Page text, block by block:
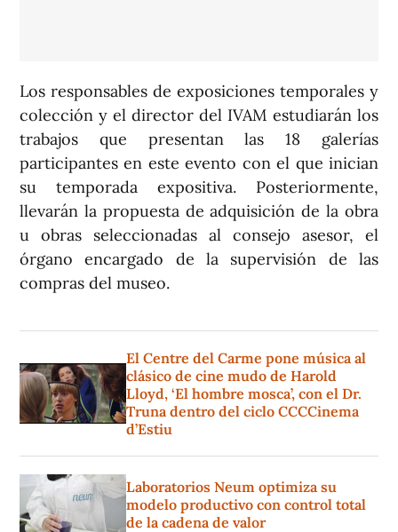
Los responsables de exposiciones temporales y
colección y el director del IVAM estudiarán los
trabajos que presentan las 18 galerías
participantes en este evento con el que inician
su temporada expositiva. Posteriormente,
llevarán la propuesta de adquisición de la obra
u obras seleccionadas al consejo asesor, el
órgano encargado de la supervisión de las
compras del museo.
El Centre del Carme pone música al
clásico de cine mudo de Harold
Lloyd, ‘El hombre mosca’, con el Dr.
Truna dentro del ciclo CCCCinema
d’Estiu
Laboratorios Neum optimiza su
modelo productivo con control total
de la cadena de valor